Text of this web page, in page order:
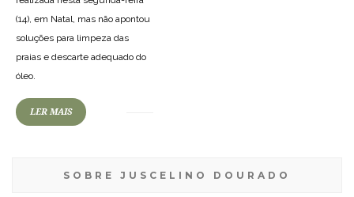
(14), em Natal, mas não apontou
soluções para limpeza das
praias e descarte adequado do
óleo.
LER MAIS
SOBRE JUSCELINO DOURADO